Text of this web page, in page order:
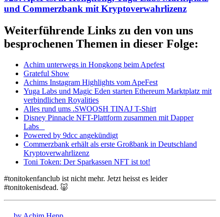
und Commerzbank mit Kryptoverwahrlizenz
Weiterführende Links zu den von uns
besprochenen Themen in dieser Folge:
Achim unterwegs in Hongkong beim Apefest
Grateful Show
Achims Instagram Highlights vom ApeFest
Yuga Labs und Magic Eden starten Ethereum Marktplatz mit
verbindlichen Royalities
Alles rund ums .SWOOSH TINAJ T-Shirt
Disney Pinnacle NFT-Plattform zusammen mit Dapper
Labs
Powered by 9dcc angekündigt
Commerzbank erhält als erste Großbank in Deutschland
Kryptoverwahrlizenz
Toni Token: Der Sparkassen NFT ist tot!
#tonitokenfanclub ist nicht mehr. Jetzt heisst es leider
#tonitokenisdead. 🐷